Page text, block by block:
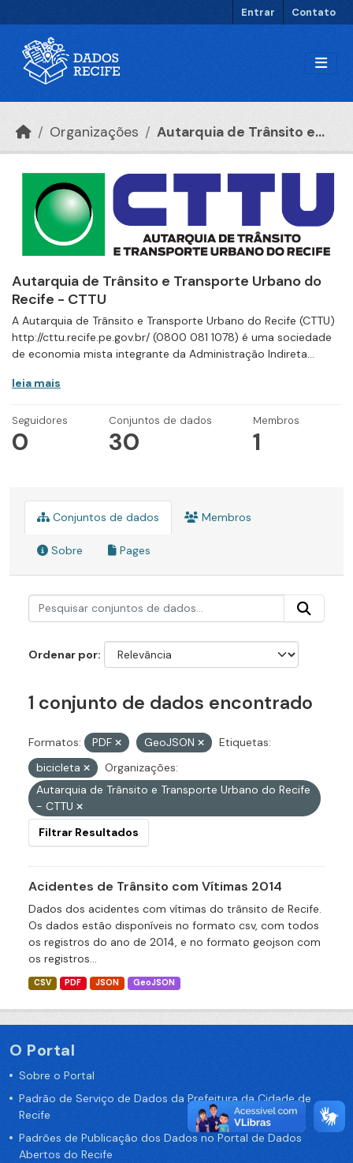
Entrar Contato
Organizações Autarquia de Trânsito e...
Autarquia de Trânsito e Transporte Urbano do
Recife - CTTU
A Autarquia de Trânsito e Transporte Urbano do Recife (CTTU)
http://cttu.recife.pe.gov.br/ (0800 081 1078) é uma sociedade
de economia mista integrante da Administração Indireta...
leia mais
Seguidores
0
Conjuntos de dados
30
Membros
1
Conjuntos de dados Membros
Sobre Pages
Ordenar por
1 conjunto de dados encontrado
Formatos: PDF GeoJSON
Etiquetas:
bicicleta
Organizações:
Autarquia de Trânsito e Transporte Urbano do Recife
- CTTU
Filtrar Resultados
Acidentes de Trânsito com Vítimas 2014
Dados dos acidentes com vítimas do trânsito de Recife.
Os dados estão disponíveis no formato csv, com todos
os registros do ano de 2014, e no formato geojson com
os registros...
CSV PDF JSON GeoJSON
O Portal
Sobre o Portal
Padrão de Serviço de Dados da Prefeitura da Cidade de
Recife
Padrões de Publicação dos Dados no Portal de Dados
Abertos do Recife